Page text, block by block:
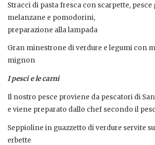
Stracci di pasta fresca con scarpette, pesce
melanzane e pomodorini,
preparazione alla lampada
Gran minestrone di verdure e legumi con
mignon
I pesci e le carni
Il nostro pesce proviene da pescatori di
e viene preparato dallo chef secondo il
Seppioline in guazzetto di verdure servite
erbette